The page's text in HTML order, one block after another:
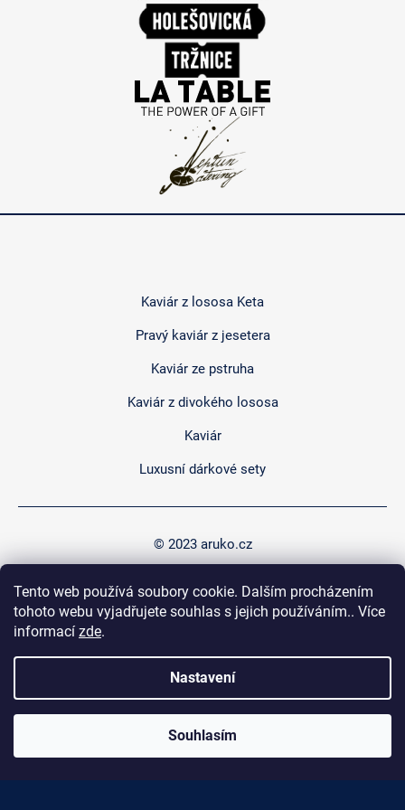
Tento web používá soubory cookie. Dalším procházením
tohoto webu vyjadřujete souhlas s jejich používáním.. Více
informací zde.
Nastavení
Souhlasím
Kaviár z lososa Keta
Pravý kaviár z jesetera
Kaviár ze pstruha
Kaviár z divokého lososa
Kaviár
Luxusní dárkové sety
© 2023 aruko.cz
Facebook